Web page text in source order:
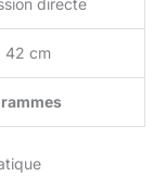
directe
42 cm